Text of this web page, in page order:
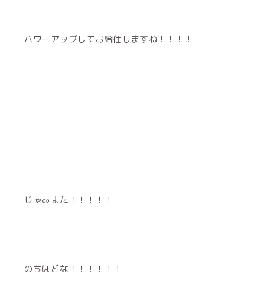
パワーアップしてお給仕しますね！！！！
じゃあまた！！！！！
のちほどな！！！！！！